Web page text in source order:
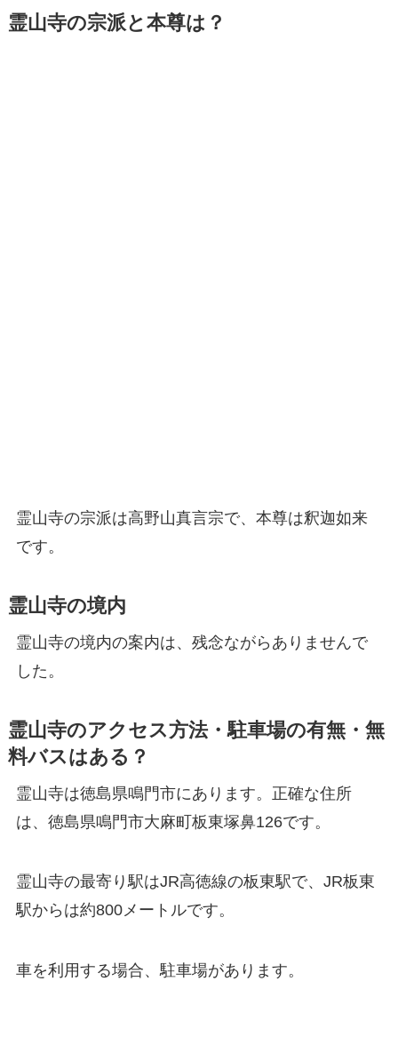
霊山寺の宗派と本尊は？
霊山寺の宗派は高野山真言宗で、本尊は釈迦如来
です。
霊山寺の境内
霊山寺の境内の案内は、残念ながらありませんで
した。
霊山寺のアクセス方法・駐車場の有無・無
料バスはある？
霊山寺は徳島県鳴門市にあります。正確な住所
は、徳島県鳴門市大麻町板東塚鼻126です。
霊山寺の最寄り駅はJR高徳線の板東駅で、JR板東
駅からは約800メートルです。
車を利用する場合、駐車場があります。